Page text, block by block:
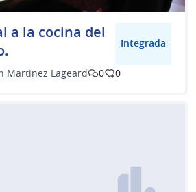
a la cocina del
Integrada
Martinez Lageard 0 0